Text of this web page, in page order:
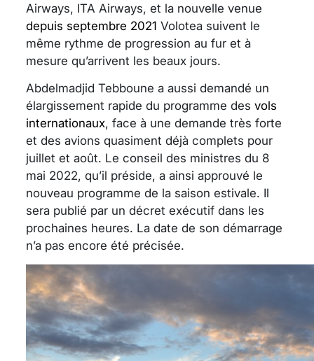
Airways, ITA Airways, et la nouvelle venue
depuis septembre 2021 Volotea suivent le
même rythme de progression au fur et à
mesure qu’arrivent les beaux jours.
Abdelmadjid Tebboune a aussi demandé un
élargissement rapide du programme des vols
internationaux, face à une demande très forte
et des avions quasiment déjà complets pour
juillet et août. Le conseil des ministres du 8
mai 2022, qu’il préside, a ainsi approuvé le
nouveau programme de la saison estivale. Il
sera publié par un décret exécutif dans les
prochaines heures. La date de son démarrage
n’a pas encore été précisée.